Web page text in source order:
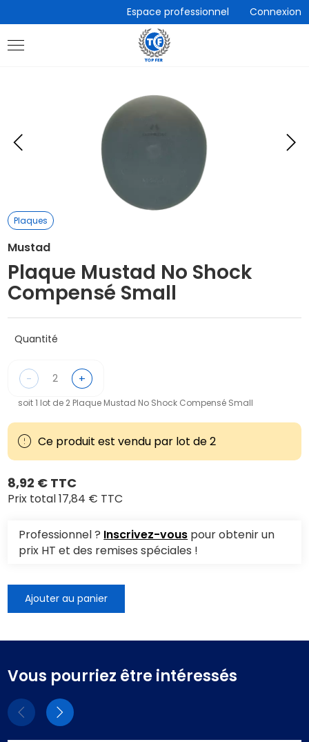
directement
au
contenu
Espace professionnel Connexion
Eléments
précédent
Plaques
Mustad
Plaque Mustad No Shock
Compensé Small
Quantité
- +
soit 1 lot de 2 Plaque Mustad No Shock Compensé Small
Ce produit est vendu par lot de 2
8,92 € TTC
Prix total17,84 € TTC
Professionnel ? Inscrivez-vous pour obtenir un
prix HT et des remises spéciales !
Ajouter au panier
Vous pourriez être intéressés
ElémentsEléments